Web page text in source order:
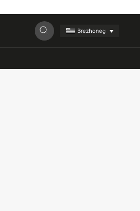
Brezhoneg